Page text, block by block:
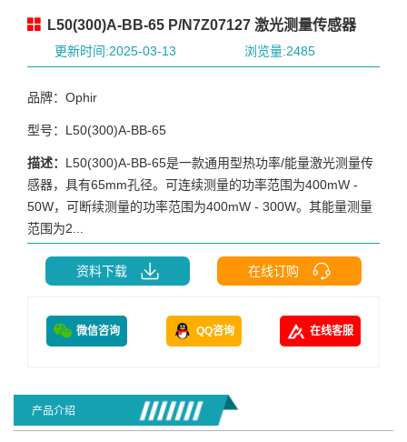
L50(300)A-BB-65 P/N7Z07127 激光测量传感器
更新时间:2025-03-13 浏览量:2485
品牌：Ophir
型号：L50(300)A-BB-65
描述： L50(300)A-BB-65是一款通用型热功率/能量激光测量传
感器，具有65mm孔径。可连续测量的功率范围为400mW -
50W，可断续测量的功率范围为400mW - 300W。其能量测量
范围为2...
资料下载 在线订购
微信咨询 QQ咨询 在线客服
产品介绍